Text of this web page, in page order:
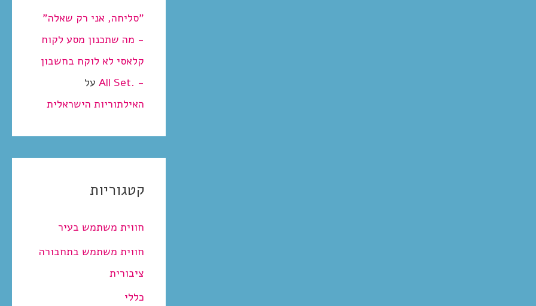
"סליחה, אני רק שאלה"
- מה שתכנון מסע לקוח
קלאסי לא לוקח בחשבון
- .All Set
על
האילתוריות הישראלית
קטגוריות
חווית משתמש בעיר
חווית משתמש בתחבורה
ציבורית
כללי